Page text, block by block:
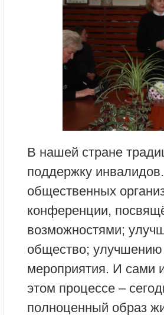
В нашей стране
поддержку
общественных
конференции,
возможностями;
общество; улучшению
мероприятия. И сами
этом процессе –
полноценный образ